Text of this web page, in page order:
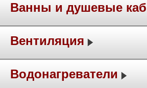
Ванны и душевые
Вентиляция
Водонагреватели